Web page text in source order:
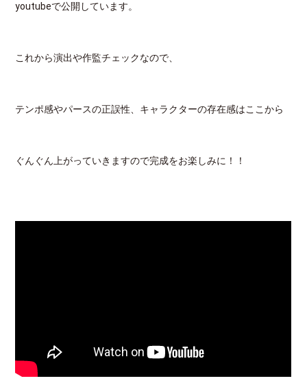
youtubeで公開しています。
これから演出や作監チェックなので、
テンポ感やパースの正誤性、キャラクターの存在感はここから
ぐんぐん上がっていきますので完成をお楽しみに！！